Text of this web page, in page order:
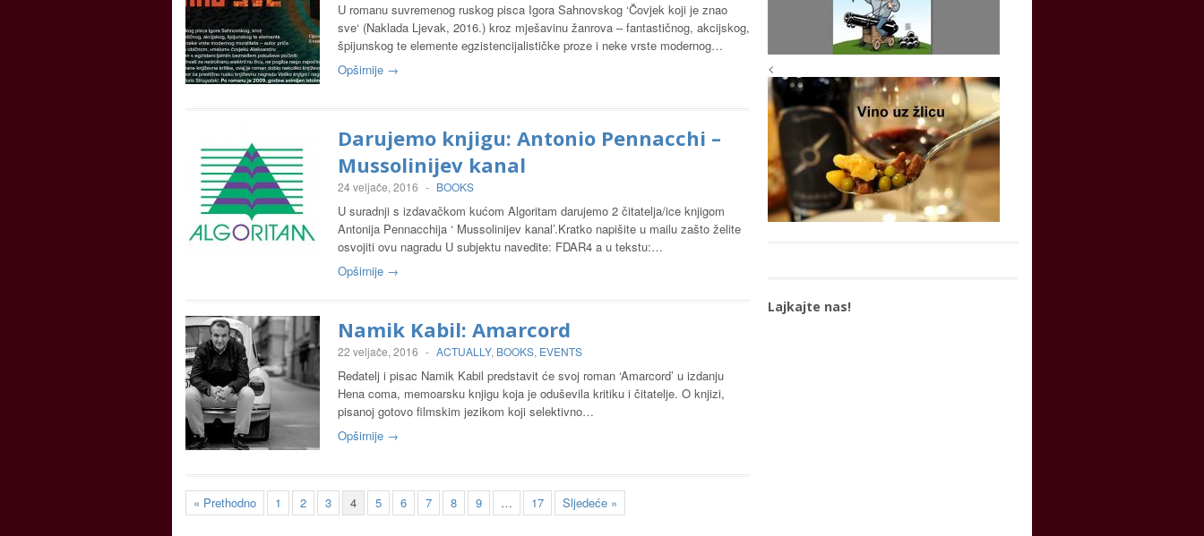
U romanu suvremenog ruskog pisca Igora Sahnovskog ‘Čovjek koji je znao
sve‘ (Naklada Ljevak, 2016.) kroz mješavinu žanrova – fantastičnog, akcijskog,
špijunskog te elemente egzistencijalističke proze i neke vrste modernog…
Opširnije →
Darujemo knjigu: Antonio Pennacchi –
Mussolinijev kanal
24 veljače, 2016 - BOOKS
U suradnji s izdavačkom kućom Algoritam darujemo 2 čitatelja/ice knjigom
Antonija Pennacchija ‘ Mussolinijev kanal’.Kratko napišite u mailu zašto želite
osvojiti ovu nagradu U subjektu navedite: FDAR4 a u tekstu:…
Opširnije →
Namik Kabil: Amarcord
22 veljače, 2016 - ACTUALLY, BOOKS, EVENTS
Redatelj i pisac Namik Kabil predstavit će svoj roman ‘Amarcord’ u izdanju
Hena coma, memoarsku knjigu koja je oduševila kritiku i čitatelje. O knjizi,
pisanoj gotovo filmskim jezikom koji selektivno…
Opširnije →
« Prethodno 1 2 3 4 5 6 7 8 9 … 17 Sljedeće »
<
Lajkajte nas!